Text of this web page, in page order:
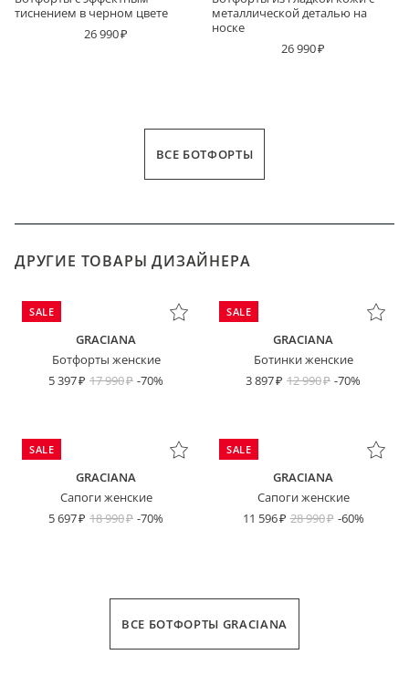
тиснением в черном цвете
26 990
металлической деталью на
носке
26 990
ВСЕ БОТФОРТЫ
ДРУГИЕ ТОВАРЫ ДИЗАЙНЕРА
SALE
GRACIANA
Ботфорты женские
5 397
17 990 -70%
SALE
GRACIANA
Ботинки женские
3 897
12 990 -70%
SALE
GRACIANA
Сапоги женские
5 697
18 990 -70%
SALE
GRACIANA
Сапоги женские
11 596
28 990 -60%
ВСЕ БОТФОРТЫ GRACIANA